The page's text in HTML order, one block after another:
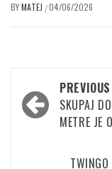
BYMATEJ /04/06/2026
Post
navigation
PREVIOUS
SKUPAJ
METRE JE
TWINGO